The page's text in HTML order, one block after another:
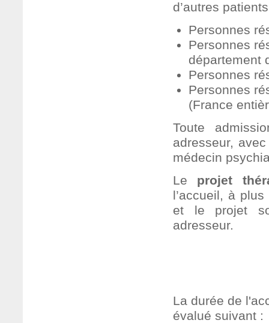
d’autres
Personnes
Personnes
département
Personnes
Personnes
(France
Toute
adresseur,
médecin
Le projet
l’accueil, à
et le projet
adresseur.
La durée de
évalué suivant :